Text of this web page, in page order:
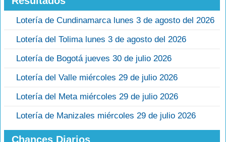
Lotería de Cundinamarca lunes 3 de agosto del 2026
Lotería del Tolima lunes 3 de agosto del 2026
Lotería de Bogotá jueves 30 de julio 2026
Lotería del Valle miércoles 29 de julio 2026
Lotería del Meta miércoles 29 de julio 2026
Lotería de Manizales miércoles 29 de julio 2026
Chances Diarios